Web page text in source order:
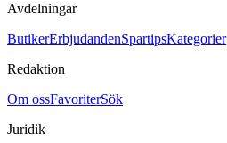
Avdelningar
ButikerErbjudandenSpartipsKategorier
Redaktion
Om ossFavoriterSök
Juridik